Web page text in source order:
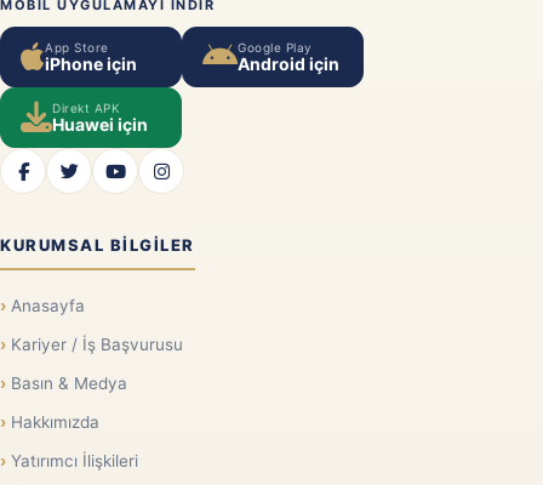
MOBIL UYGULAMAYI INDIR
App Store
iPhone için
Google Play
Android için
Direkt APK
Huawei için
KURUMSAL BILGILER
Anasayfa
Kariyer / İş Başvurusu
Basın & Medya
Hakkımızda
Yatırımcı İlişkileri